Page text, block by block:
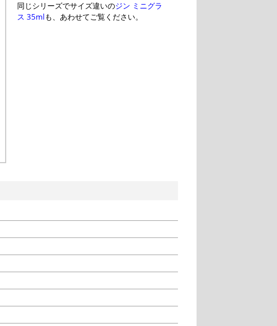
同じシリーズでサイズ違いのジン ミニグラ
ス 35mlも、あわせてご覧ください。